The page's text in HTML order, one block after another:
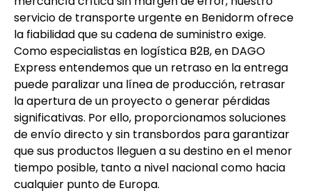
servicio de transporte urgente en Benidorm ofrece
la fiabilidad que su cadena de suministro exige.
Como especialistas en logística B2B, en DAGO
Express entendemos que un retraso en la entrega
puede paralizar una línea de producción, retrasar
la apertura de un proyecto o generar pérdidas
significativas. Por ello, proporcionamos soluciones
de envío directo y sin transbordos para garantizar
que sus productos lleguen a su destino en el menor
tiempo posible, tanto a nivel nacional como hacia
cualquier punto de Europa.